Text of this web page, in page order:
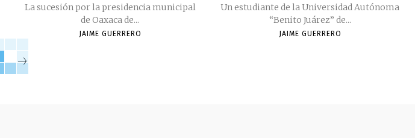
La sucesión por la presidencia municipal
de Oaxaca de...
JAIME GUERRERO
Un estudiante de la Universidad Autónoma
“Benito Juárez” de...
JAIME GUERRERO